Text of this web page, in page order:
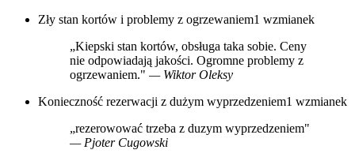
Zły stan kortów i problemy z ogrzewaniem1 wzmianek
„Kiepski stan kortów, obsługa taka sobie. Ceny
nie odpowiadają jakości. Ogromne problemy z
ogrzewaniem." — Wiktor Oleksy
Konieczność rezerwacji z dużym wyprzedzeniem1 wzmianek
„rezerowować trzeba z duzym wyprzedzeniem"
— Pjoter Cugowski